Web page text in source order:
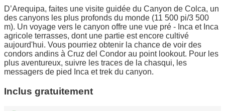
D’Arequipa, faites une visite guidée du Canyon de Colca, un
des canyons les plus profonds du monde (11 500 pi/3 500
m). Un voyage vers le canyon offre une vue pré - Inca et Inca
agricole terrasses, dont une partie est encore cultivé
aujourd'hui. Vous pourriez obtenir la chance de voir des
condors andins à Cruz del Condor au point lookout. Pour les
plus aventureux, suivre les traces de la chasqui, les
messagers de pied Inca et trek du canyon.
Inclus gratuitement